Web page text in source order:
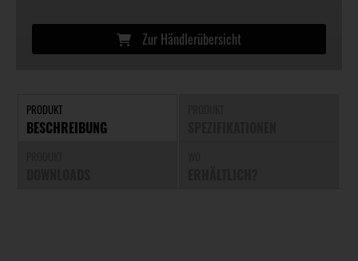
Zur Händlerübersicht
PRODUKT
BESCHREIBUNG